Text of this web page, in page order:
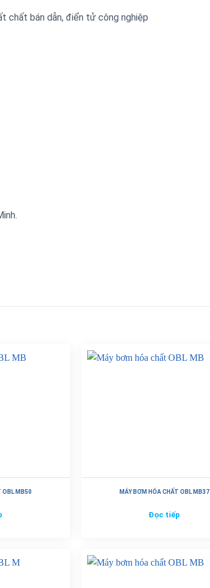
chất bán dẫn, điển tử công nghiệp
OBL MB50 MÁY BƠM HÓA CHẤT OBL MB37
Đọc tiếp